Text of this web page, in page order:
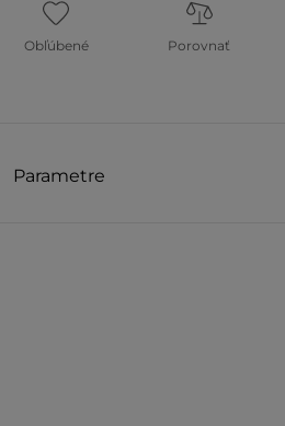
Obľúbené Porovnať
Parametre